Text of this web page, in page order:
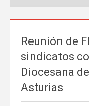
Reunión de
sindicatos
Diocesana
Asturias